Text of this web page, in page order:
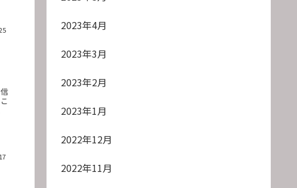
2023年4月
2023年3月
2023年2月
2023年1月
2022年12月
2022年11月